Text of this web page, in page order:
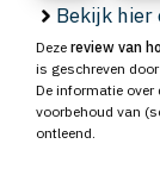
Bekijk hier
Deze review van
is geschreven
De informatie over
voorbehoud van
ontleend.